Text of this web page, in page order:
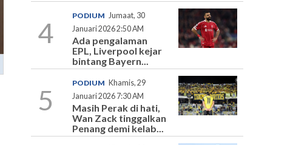
4
PODIUM Jumaat, 30
Januari 2026 2:50 AM
Ada pengalaman
EPL, Liverpool kejar
bintang Bayern...
5
PODIUM Khamis, 29
Januari 2026 7:30 AM
Masih Perak di hati,
Wan Zack tinggalkan
Penang demi kelab...